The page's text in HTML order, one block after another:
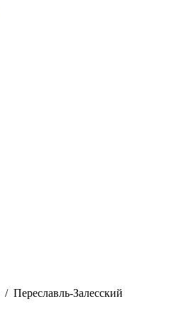
/ Переславль-Залесский